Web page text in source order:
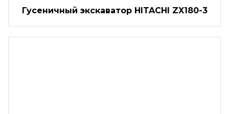
Гусеничный экскаватор HITACHI ZX180-3